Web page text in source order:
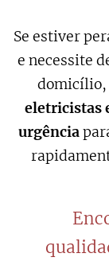
Se estiver
e necessite
domicílio,
eletricistas
urgência